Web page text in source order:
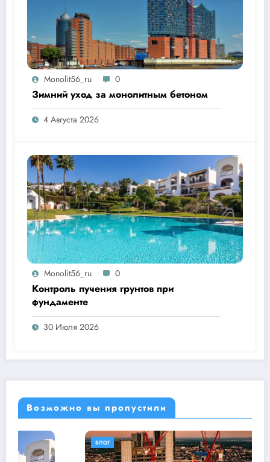
Monolit56_ru 0
Зимний уход за монолитным бетоном
4 Августа 2026
Monolit56_ru 0
Контроль пучения грунтов при
фундаменте
30 Июля 2026
Возможно вы пропустили
БЛОГ